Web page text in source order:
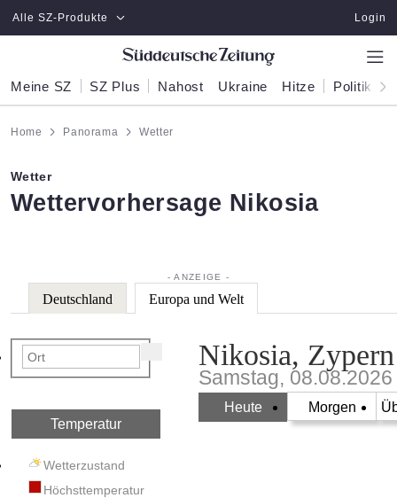
Zum Hauptinhalt springen
Alle SZ-Produkte Login
Meine SZ SZ Plus Nahost Ukraine Hitze Politik
Home Panorama Wetter
Wetter
:
Wettervorhersage Nikosia
Deutschland Europa und Welt
Temperatur
Wetterzustand
Höchsttemperatur
Nikosia, Zypern
Samstag, 08.08.2026
Heute Morgen